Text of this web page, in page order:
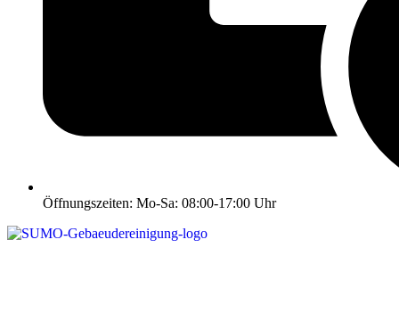
Öffnungszeiten: Mo-Sa: 08:00-17:00 Uhr